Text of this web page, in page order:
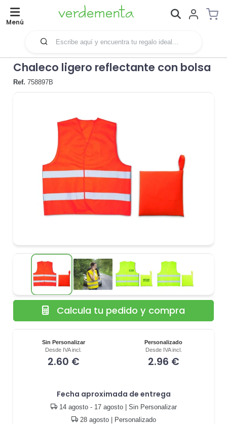
Menú
Chaleco ligero reflectante con bolsa
Ref. 758897B
Sin Personalizar
Desde IVA incl.
2.60 €
Personalizado
Desde IVA incl.
2.96 €
Fecha aproximada de entrega
14 agosto - 17 agosto| Sin Personalizar
28 agosto| Personalizado
Calcula tu pedido y compra